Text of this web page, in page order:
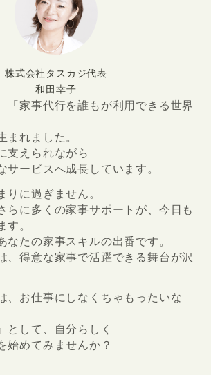
株式会社タスカジ代表
和田幸子
「家事代行を誰もが利用できる世界
まれました。
支えられながら
サービスへ成長しています。
りに過ぎません。
らに多くの家事サポートが、今日も
す。
なたの家事スキルの出番です。
、得意な家事で活躍できる舞台が沢
、お仕事にしなくちゃもったいな
として、自分らしく
始めてみませんか？